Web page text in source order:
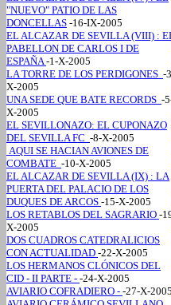
"NUEVO" PATIO DE LAS
DONCELLAS -16-IX-2005
EL ALCAZAR DE SEVILLA (VIII) :
PABELLON DE CARLOS I DE
ESPAÑA-1-X-2005
LA TORRE DE LOS PERDIGONES -
X-2005
UNA SEDE QUE BATE RECORDS -
X-2005
EL SEVILLONAZO: EL CUPONAZO
DEL SEVILLA FC -8-X-2005
AQUI SE HACIAN AVIONES DE
COMBATE -10-X-2005
EL ALCAZAR DE SEVILLA (IX) : LA
PUERTA DEL PALACIO DE LOS
DUQUES DE ARCOS -15-X-2005
LOS RETABLOS DEL SAGRARIO -
X-2005
DOS CUADROS CATEDRALICIOS
CON ACTUALIDAD -22-X-2005
LOS HERMANOS CLÓNICOS DEL
CID - II PARTE - -24-X-2005
AVIARIO COFRADIERO - -27-X-2005